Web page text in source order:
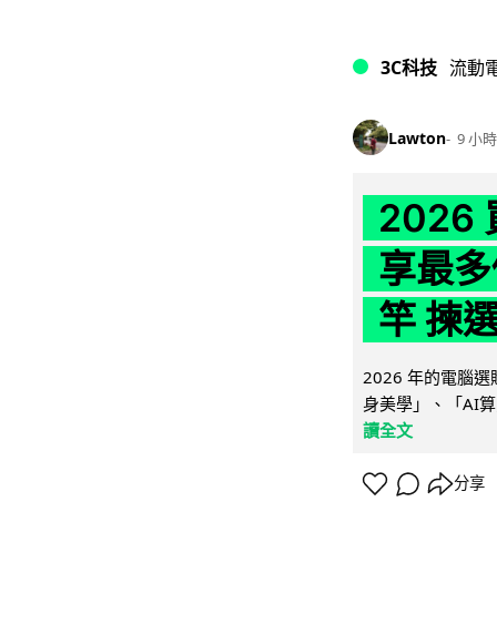
3C科技 流動
Lawton 9 小時
2026
享最
竿 揀
2026 年的電腦選
身美學」、「AI
讀全文
分享